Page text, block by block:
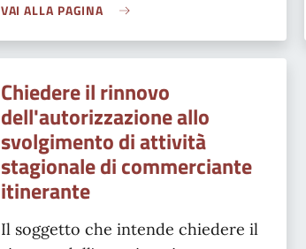
VAI ALLA PAGINA
Chiedere il rinnovo
dell'autorizzazione allo
svolgimento di attività
stagionale di commerciante
itinerante
Il soggetto che intende chiedere il